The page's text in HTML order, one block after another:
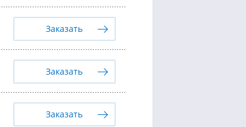
Заказать
Заказать
Заказать